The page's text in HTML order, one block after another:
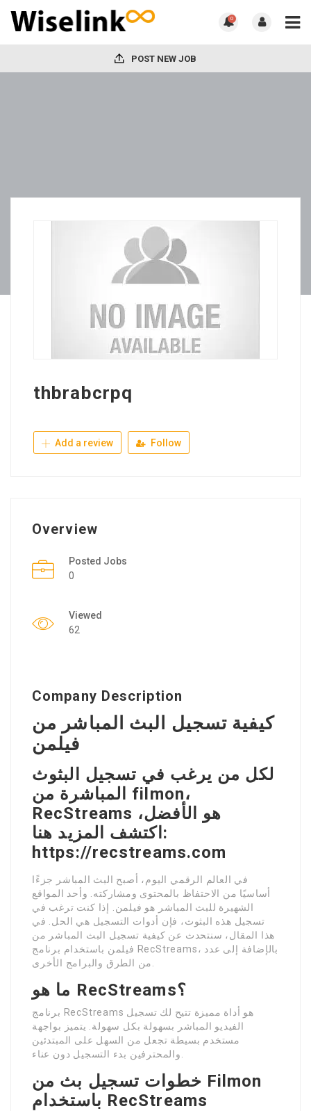
0
POST NEW JOB
thbrabcrpq
Add a review Follow
Overview
Posted Jobs
0
Viewed
62
Company Description
كيفية تسجيل البث المباشر من
فيلمن
لكل من يرغب في تسجيل البثوث
المباشرة من filmon،
RecStreams هو الأفضل،
اكتشف المزيد هنا:
https://recstreams.com
في العالم الرقمي اليوم، أصبح البث المباشر جزءًا
أساسيًا من الاحتفاظ بالمحتوى ومشاركته. وأحد المواقع
الشهيرة للبث المباشر هو فيلمن. إذا كنت ترغب في
تسجيل هذه البثوث، فإن أدوات التسجيل هي الحل. في
هذا المقال، سنتحدث عن كيفية تسجيل البث المباشر من
فيلمن باستخدام برنامج RecStreams، بالإضافة إلى عدد
ما هو RecStreams؟
برنامج RecStreams هو أداة مميزة تتيح لك تسجيل
الفيديو المباشر بسهولة بكل سهولة. يتميز بواجهة
مستخدم بسيطة تجعل من السهل على المبتدئين
خطوات تسجيل بث من Filmon
باستخدام RecStreams